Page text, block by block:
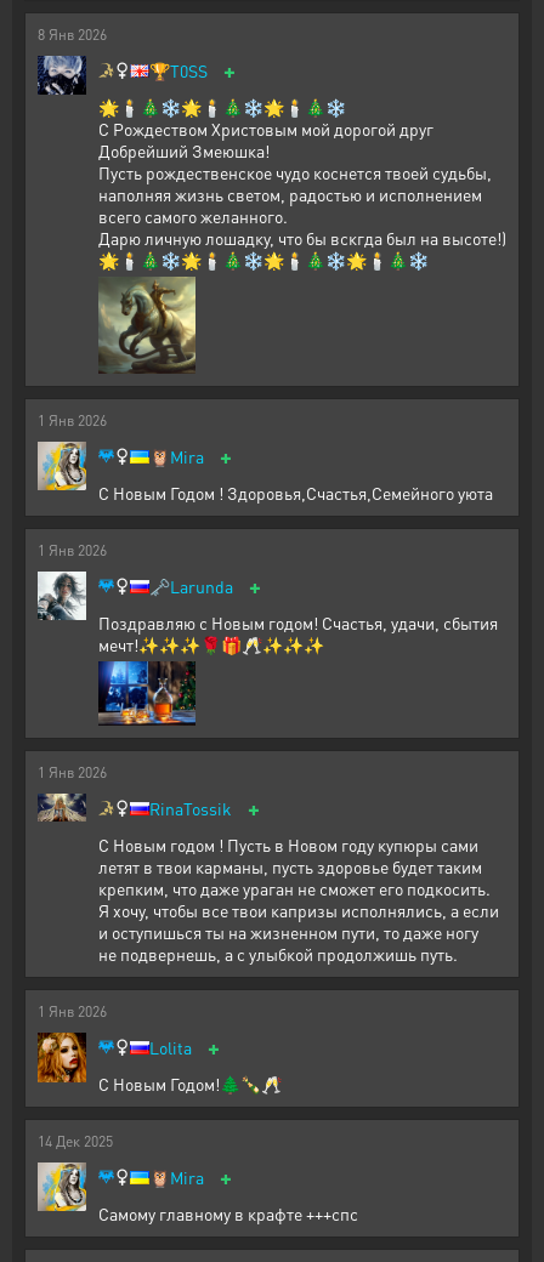
8 Янв 2026
🏆T0SS +
🌟🕯️🎄❄️🌟🕯️🎄❄️🌟🕯️🎄❄️
С Рождеством Христовым мой дорогой друг
Добрейший Змеюшка!
Пусть рождественское чудо коснется твоей судьбы,
наполняя жизнь светом, радостью и исполнением
всего самого желанного.
Дарю личную лошадку, что бы вскгда был на высоте!)
🌟🕯️🎄❄️🌟🕯️🎄❄️🌟🕯️🎄❄️🌟🕯️🎄❄️
1 Янв 2026
🦉 Mira +
С Новым Годом ! Здоровья,Счастья,Семейного уюта
1 Янв 2026
🗝️Larunda +
Поздравляю с Новым годом! Счастья, удачи, сбытия
мечт!✨✨✨🌹🎁🥂✨✨✨
1 Янв 2026
RinaTossik +
С Новым годом ! Пусть в Новом году купюры сами
летят в твои карманы, пусть здоровье будет таким
крепким, что даже ураган не сможет его подкосить.
Я хочу, чтобы все твои капризы исполнялись, а если
и оступишься ты на жизненном пути, то даже ногу
не подвернешь, а с улыбкой продолжишь путь.
1 Янв 2026
Lolita +
С Новым Годом!🌲🍾🥂
14 Дек 2025
🦉 Mira +
Самому главному в крафте +++спс